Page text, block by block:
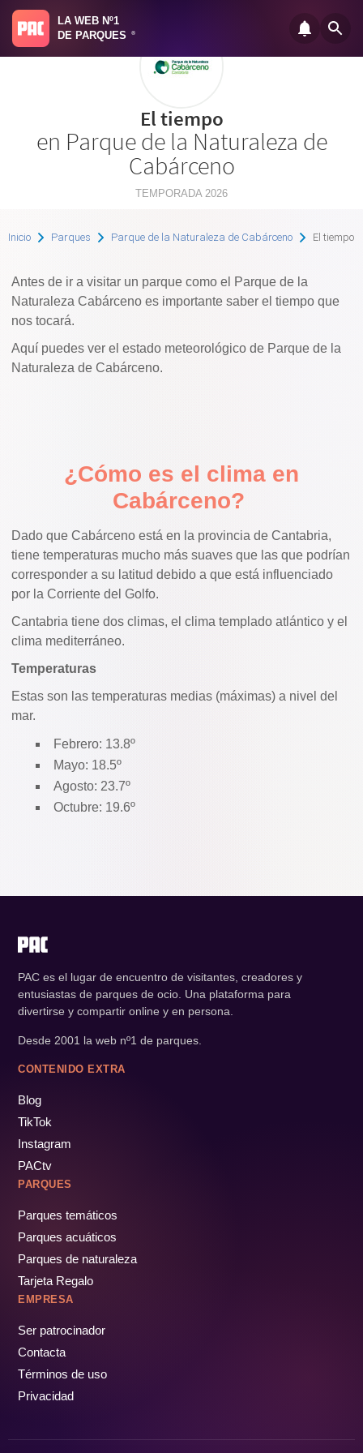
LA WEB Nº1
DE PARQUES
®
El tiempo
en Parque de la Naturaleza de
Cabárceno
TEMPORADA 2026
Inicio Parques Parque de la Naturaleza de Cabárceno El tiempo
Antes de ir a visitar un parque como el Parque de la
Naturaleza Cabárceno es importante saber el tiempo que
nos tocará.
Aquí puedes ver el estado meteorológico de Parque de la
Naturaleza de Cabárceno.
¿Cómo es el clima en
Cabárceno?
Dado que Cabárceno está en la provincia de Cantabria,
tiene temperaturas mucho más suaves que las que podrían
corresponder a su latitud debido a que está influenciado
por la Corriente del Golfo.
Cantabria tiene dos climas, el clima templado atlántico y el
clima mediterráneo.
Temperaturas
Estas son las temperaturas medias (máximas) a nivel del
mar.
Febrero: 13.8º
Mayo: 18.5º
Agosto: 23.7º
Octubre: 19.6º
PAC es el lugar de encuentro de visitantes, creadores y
entusiastas de parques de ocio. Una plataforma para
divertirse y compartir online y en persona.
Desde 2001 la web nº1 de parques.
CONTENIDO EXTRA
Blog
TikTok
Instagram
PACtv
PARQUES
Parques temáticos
Parques acuáticos
Parques de naturaleza
Tarjeta Regalo
EMPRESA
Ser patrocinador
Contacta
Términos de uso
Privacidad